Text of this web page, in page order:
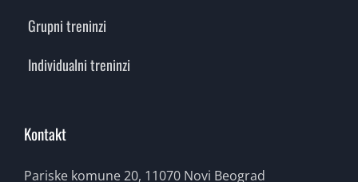
Grupni treninzi
Individualni treninzi
Kontakt
Pariske komune 20, 11070 Novi Beograd